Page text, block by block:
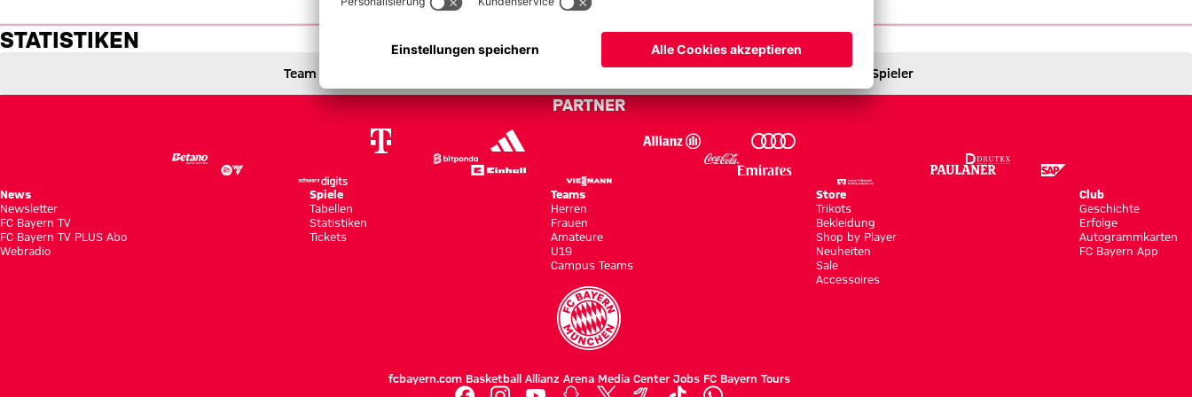
0 zu 1
0 : 1
Statistiken: Hertha BSC vs. FC Bayern - Bundesliga 14/15
STATISTIKEN
Team Spieler
PARTNER
News
Newsletter
FC Bayern TV
FC Bayern TV PLUS Abo
Webradio
Spiele
Tabellen
Statistiken
Tickets
Teams
Herren
Frauen
Amateure
U19
Campus Teams
Store
Trikots
Bekleidung
Shop by Player
Neuheiten
Sale
Accessoires
Club
Geschichte
Erfolge
Autogrammkarten
FC Bayern App
fcbayern.com Basketball Allianz Arena Media Center Jobs FC Bayern Tours